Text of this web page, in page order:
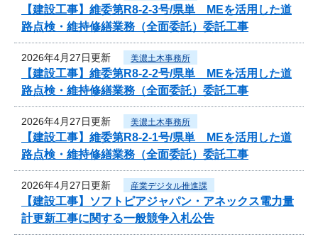
【建設工事】維委第R8-2-3号/県単 MEを活用した道
路点検・維持修繕業務（全面委託）委託工事
2026年4月27日更新 美濃土木事務所
【建設工事】維委第R8-2-2号/県単 MEを活用した道
路点検・維持修繕業務（全面委託）委託工事
2026年4月27日更新 美濃土木事務所
【建設工事】維委第R8-2-1号/県単 MEを活用した道
路点検・維持修繕業務（全面委託）委託工事
2026年4月27日更新 産業デジタル推進課
【建設工事】ソフトピアジャパン・アネックス電力量
計更新工事に関する一般競争入札公告